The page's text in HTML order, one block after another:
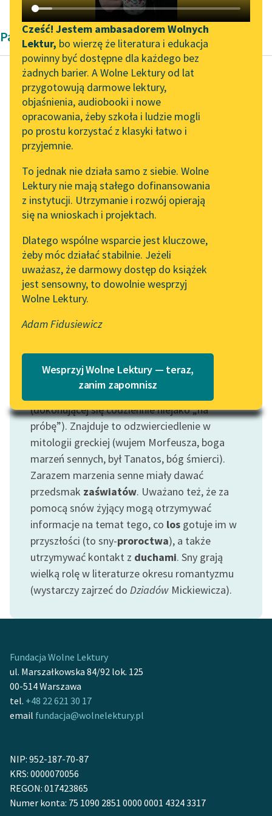
Katalog DAISY
Podkasty o książkach
Zgłoś brak utworu
Aktualności
„Prokurator Alicja Horn”
do słuchania
Byliśmy częścią AI Impact
Lab
online z tłumaczkami
literatury skandynawskiej
Spotkanie z Katarzyną
Tunkiel w Oslo
102. lata temu zmarł
Joseph Conrad
Blog
niepełnosprawnościami
E-kolekcja lektur
szkolnych i literatury do
słuchania dla uczennic i
uczniów z
niepełnosprawnościami
Feministyczne inspiracje.
Popularyzacja
skandynawskiej literatury
feministycznej
Ręce pełne poezji
Kolekcje edukacyjne
twórców przechodzących
lektur szkolnych oraz
Odkurzamy bohaterów
Szkoła Poezji Wolnych
Lektur
Narzędzia
Mapa Wolnych Lektur
Leśmianator
Przewodnik dla piszących i
API
OAI-PMH
Widget Wolnych Lektur
Przypisy
Katalog
O nas
O projekcie
Zespół
Cześć! Jestem ambasadorem Wolnych
Lektur, bo wierzę że literatura i edukacja
powinny być dostępne dla każdego bez
żadnych barier. A Wolne Lektury od lat
przygotowują darmowe lektury,
objaśnienia, audiobooki i nowe
opracowania, żeby szkoła i ludzie mogli
po prostu korzystać z klasyki łatwo i
przyjemnie.
To jednak nie działa samo z siebie. Wolne
Lektury nie mają stałego dofinansowania
z instytucji. Utrzymanie i rozwój opierają
się na wnioskach i projektach.
Dlatego wspólne wsparcie jest kluczowe,
żeby móc działać stabilnie. Jeżeli
uważasz, że darmowy dostęp do książek
jest sensowny, to dowolnie wesprzyj
Wolne Lektury.
Adam Fidusiewicz
Wesprzyj Wolne Lektury — teraz,
zanim zapomnisz
Pamiętnik Dwudziestolecie międzywojenne
Urke Nachalnik
Życiorys własny
przestępcy
naprawdę balsamem w
jego cierpieniu, bo
gdyby nie to, życie
Czytaj więcej
Ponieważ podczas snu nie używamy naszego
ciałai pozostajemy wyłączeni z życia i jego
spraw — porównywano stan ten do
(dokonującej się codziennie niejako „na
próbę”). Znajduje to odzwierciedlenie w
mitologii greckiej (wujem Morfeusza, boga
marzeń sennych, był Tanatos, bóg śmierci).
Zarazem marzenia senne miały dawać
przedsmak zaświatów. Uważano też, że za
pomocą snów żyjący mogą otrzymywać
informacje na temat tego, co los gotuje im w
przyszłości (to sny-proroctwa), a także
utrzymywać kontakt z duchami. Sny grają
wielką rolę w literaturze okresu romantyzmu
(wystarczy zajrzeć do Dziadów Mickiewicza).
Fundacja Wolne Lektury
ul. Marszałkowska 84/92 lok. 125
00-514 Warszawa
tel. +48 22 621 30 17
email fundacja@wolnelektury.pl
NIP: 952-187-70-87
KRS: 0000070056
REGON: 017423865
Numer konta: 75 1090 2851 0000 0001 4324 3317